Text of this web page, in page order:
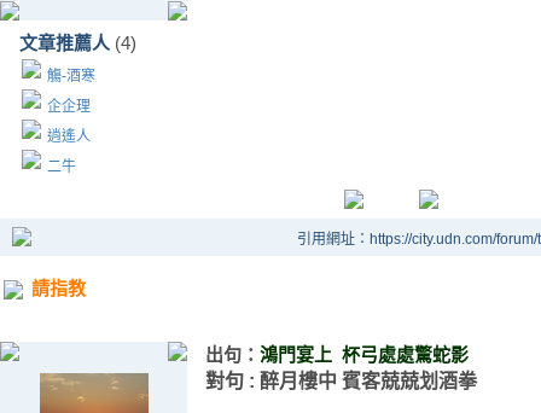
文章推薦人 (4)
觴-酒寒
企企理
逍遙人
二牛
引用網址：https://city.udn.com/
請指教
出句： 鴻門宴上 杯弓處處驚蛇影
對句 : 醉月樓中 賓客兢兢划酒拳